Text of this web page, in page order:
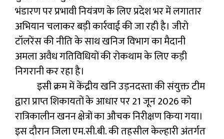
भंडारण पर प्रभावी नियंत्रण के लिए प्रदेश भर में लगातार
अभियान चलाकर बड़ी कार्रवाई की जा रही है। जीरो
टॉलरेंस की नीति के साथ खनिज विभाग का मैदानी
अमला अवैध गतिविधियों की रोकथाम के लिए कड़ी
निगरानी कर रहा है।
इसी क्रम में केंद्रीय खनि उड़नदस्ता की संयुक्त टीम
द्वारा प्राप्त शिकायतों के आधार पर 21 जून 2026 को
रात्रिकालीन खनन क्षेत्रों का औचक निरीक्षण किया गया।
इस दौरान जिला एम.सी.बी. की तहसील केल्हारी अंतर्गत